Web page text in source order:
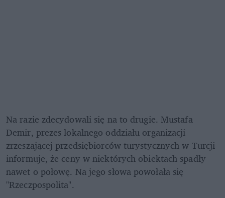
Na razie zdecydowali się na to drugie. Mustafa
Demir, prezes lokalnego oddziału organizacji
zrzeszającej przedsiębiorców turystycznych w Turcji
informuje, że ceny w niektórych obiektach spadły
nawet o połowę. Na jego słowa powołała się
"Rzeczpospolita".